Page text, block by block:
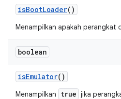
isBootLoader()
Menampilkan apakah perangkat
boolean
isEmulator()
Menampilkan true jika